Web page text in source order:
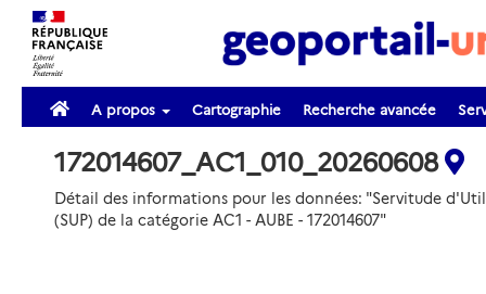
A propos Cartographie Recherche avancée
172014607_AC1_010_20260608
Détail des informations pour les données: "Servitude
(SUP) de la catégorie AC1 - AUBE - 172014607"